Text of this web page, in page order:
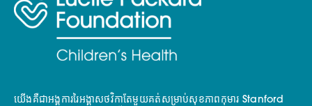
យើងគឺជាអង្គការរៃអង្គាសថវិកាតែមួយគត់សម្រាប់សុខភាពកុមារ Stanford